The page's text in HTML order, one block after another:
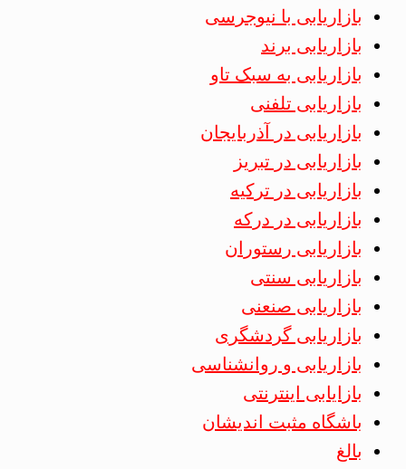
بازاریابی با نیوجرسی
بازاریابی برند
بازاریابی به سبک تاو
بازاریابی تلفنی
بازاریابی در آذربایجان
بازاریابی در تبریز
بازاریابی در ترکیه
بازاریابی در درکه
بازاریابی رستوران
بازاریابی سنتی
بازاریابی صنعنی
بازاریابی گردشگری
بازاریابی و روانشناسی
بازایابی اینترنتی
باشگاه مثبت اندیشان
بالغ